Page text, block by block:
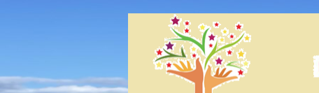
Ulrike
Heilpraktische Psychotherapie